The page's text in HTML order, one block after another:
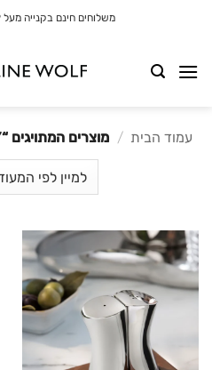
משלוחים חינם בקנייה מעל 399 ש"ח לא כולל ריהוט
עמוד הבית / מוצרים המתויגים “TABLETOP ACCESSORY”